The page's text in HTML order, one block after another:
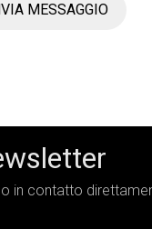
MESSAGGIO
in contatto